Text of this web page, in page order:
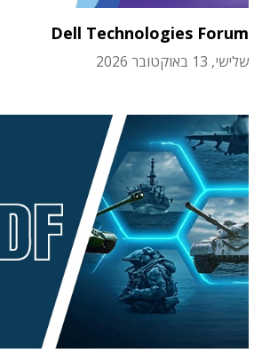
Dell Technologies Forum
שלישי, 13 באוקטובר 2026